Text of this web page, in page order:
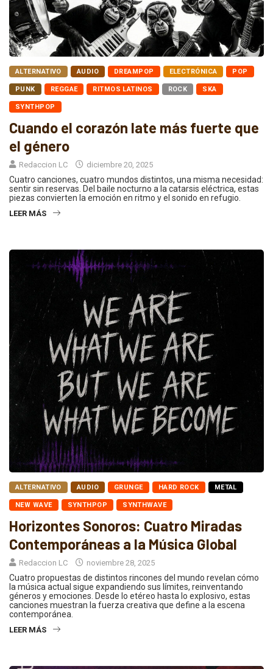
ALTERNATIVO AUDIO DREAMPOP ELECTRÓNICA POP
PUNK REGGAE RITMOS LATINOS ROCK SKA
SYNTHPOP
Cuando el corazón late más fuerte que
el género
Redaccion LC diciembre 20, 2025
Cuatro canciones, cuatro mundos distintos, una misma necesidad:
sentir sin reservas. Del baile nocturno a la catarsis eléctrica, estas
piezas convierten la emoción en ritmo y el sonido en refugio.
LEER MÁS
ALTERNATIVO AUDIO GRUNGE HARD ROCK METAL
NEW WAVE SYNTHPOP SYNTHWAVE
Horizontes Sonoros: Cuatro Miradas
Contemporáneas a la Música Global
Redaccion LC noviembre 28, 2025
Cuatro propuestas de distintos rincones del mundo revelan cómo
la música actual sigue expandiendo sus límites, reinventando
géneros y emociones. Desde lo etéreo hasta lo explosivo, estas
canciones muestran la fuerza creativa que define a la escena
contemporánea.
LEER MÁS